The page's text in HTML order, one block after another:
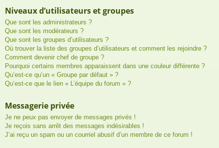
Niveaux d’utilisateurs et groupes
Que sont les administrateurs ?
Que sont les modérateurs ?
Que sont les groupes d’utilisateurs ?
Où trouver la liste des groupes d’utilisateurs et comment les rejoindre ?
Comment devenir chef de groupe ?
Pourquoi certains membres apparaissent dans une couleur différente ?
Qu’est-ce qu’un « Groupe par défaut » ?
Qu’est-ce que le lien « L’équipe du forum » ?
Messagerie privée
Je ne peux pas envoyer de messages privés !
Je reçois sans arrêt des messages indésirables !
J’ai reçu un spam ou un courriel abusif d’un membre de ce forum !